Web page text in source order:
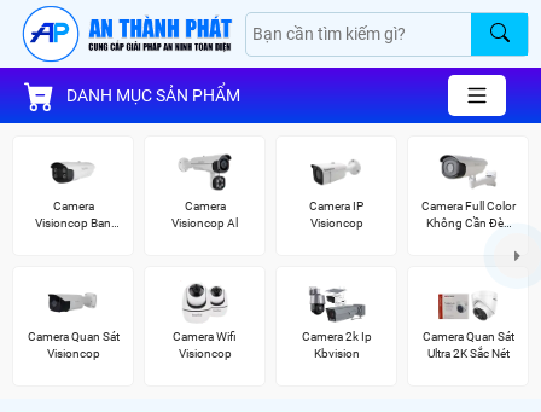
DANH MỤC SẢN PHẨM
Camera
Visioncop Ban
Camera
Visioncop Al
Camera IP
Visioncop
Camera Full Color
Không Cần Đèn
Camera Quan Sát
Visioncop
Camera Wifi
Visioncop
Camera 2k Ip
Kbvision
Camera Quan Sát
Ultra 2K Sắc Nét